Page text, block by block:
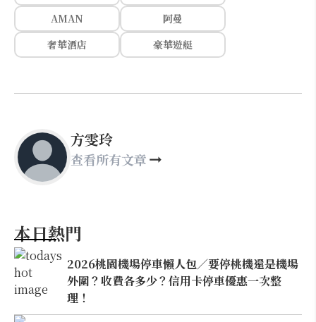
AMAN
阿曼
奢華酒店
豪華遊艇
方雯玲
查看所有文章
本日熱門
2026桃園機場停車懶人包／要停桃機還是機場
外圍？收費各多少？信用卡停車優惠一次整
理！